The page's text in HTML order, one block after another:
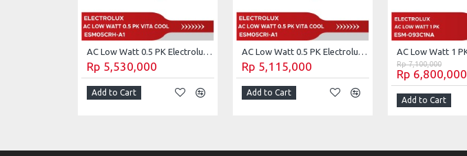
AC Low Watt 0.5 PK Electrolux Vita Cool ESM05CRH-A1 (Unit Only)
Rp 5,530,000
Add to Cart
AC Low Watt 0.5 PK Electrolux Vita Cool ESM05CRI-A1 (Unit Only)
Rp 5,115,000
Add to Cart
Rp 7,100,000
Rp 6,800,000
Add to Cart